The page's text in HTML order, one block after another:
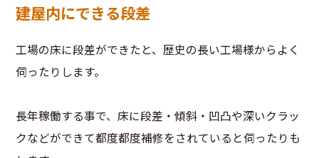
建屋内にできる段差
工場の床に段差ができたと、歴史の長い工場様からよく
伺ったりします。
長年稼働する事で、床に段差・傾斜・凹凸や深いクラッ
クなどができて都度都度補修をされていると伺ったりも